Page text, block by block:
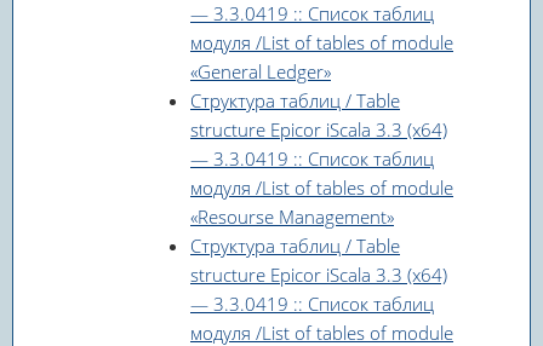
— 3.3.0419 :: Список таблиц
модуля /List of tables of module
«General Ledger»
Структура таблиц / Table
structure Epicor iScala 3.3 (x64)
— 3.3.0419 :: Список таблиц
модуля /List of tables of module
«Resourse Management»
Структура таблиц / Table
structure Epicor iScala 3.3 (x64)
— 3.3.0419 :: Список таблиц
модуля /List of tables of module